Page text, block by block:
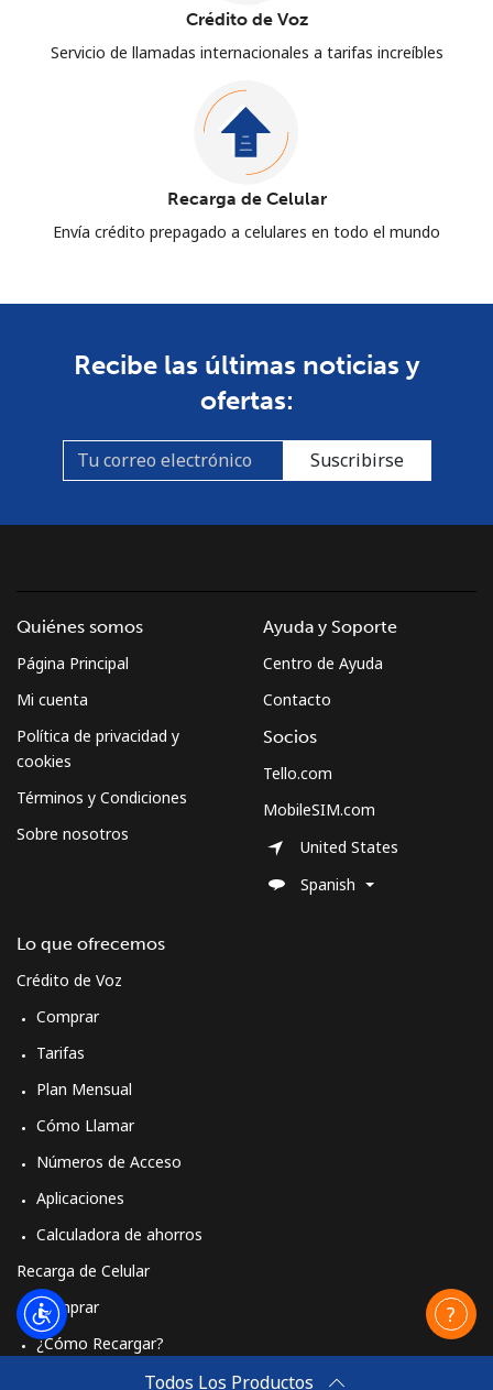
Crédito de Voz
Servicio de llamadas internacionales a tarifas increíbles
Recarga de Celular
Envía crédito prepagado a celulares en todo el mundo
Recibe las últimas noticias y
ofertas:
Suscribirse
Todos Los Productos
Quiénes somos
Página Principal
Mi cuenta
Política de privacidad y
cookies
Términos y Condiciones
Sobre nosotros
Lo que ofrecemos
Crédito de Voz
Comprar
Tarifas
Plan Mensual
Cómo Llamar
Números de Acceso
Aplicaciones
Calculadora de ahorros
Recarga de Celular
Comprar
¿Cómo Recargar?
Ayuda y Soporte
Centro de Ayuda
Contacto
Socios
Tello.com
MobileSIM.com
United States
Spanish